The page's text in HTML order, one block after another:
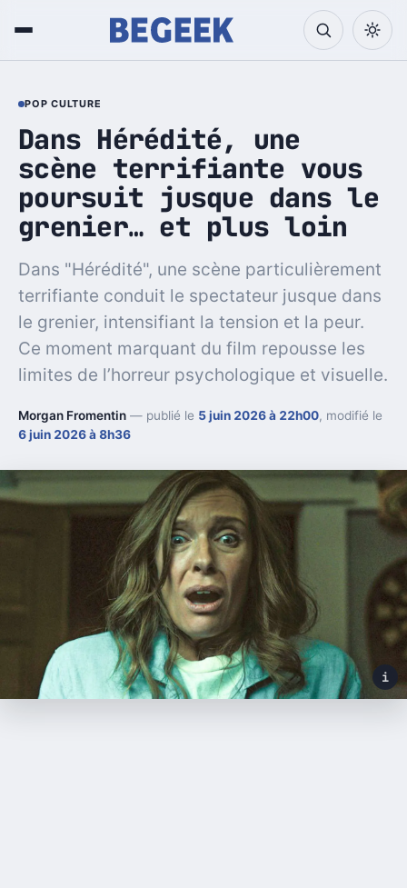
POP CULTURE
Dans Hérédité, une
scène terrifiante vous
poursuit jusque dans le
grenier… et plus loin
Dans "Hérédité", une scène particulièrement
terrifiante conduit le spectateur jusque dans
le grenier, intensifiant la tension et la peur.
Ce moment marquant du film repousse les
limites de l’horreur psychologique et visuelle.
Morgan Fromentin — publié le 5 juin 2026 à 22h00, modifié le
6 juin 2026 à 8h36
i